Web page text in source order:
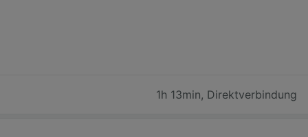
1h 13min, Direktverbindung